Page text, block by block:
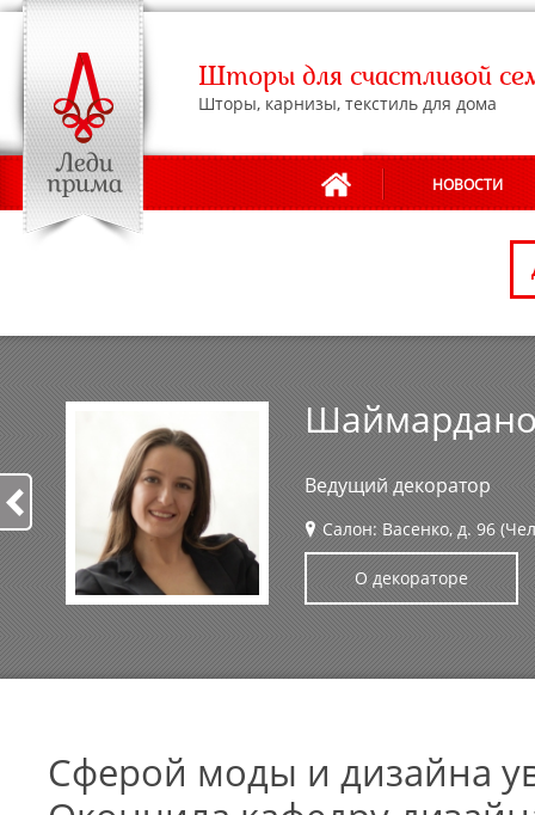
Шторы для счастливой
Шторы, карнизы, текстиль для дома
НОВОСТИ
Ведущий декоратор
Салон: Васенко, д. 96
О декораторе
Сферой моды и дизайна